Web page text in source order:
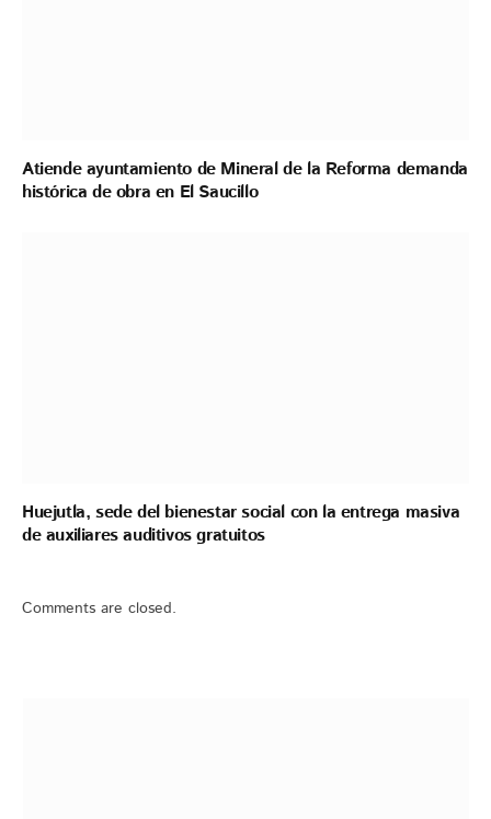
Atiende ayuntamiento de Mineral de la Reforma demanda
histórica de obra en El Saucillo
Huejutla, sede del bienestar social con la entrega masiva
de auxiliares auditivos gratuitos
Comments are closed.